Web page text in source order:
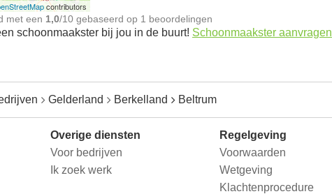
contributors
met een 1,0/10 gebaseerd op 1 beoordelingen
schoonmaakster bij jou in de buurt! Schoonmaakster aanvragen
Gelderland Berkelland Beltrum
Overige diensten
Voor bedrijven
Ik zoek werk
Regelgeving
Voorwaarden
Wetgeving
Klachtenprocedure